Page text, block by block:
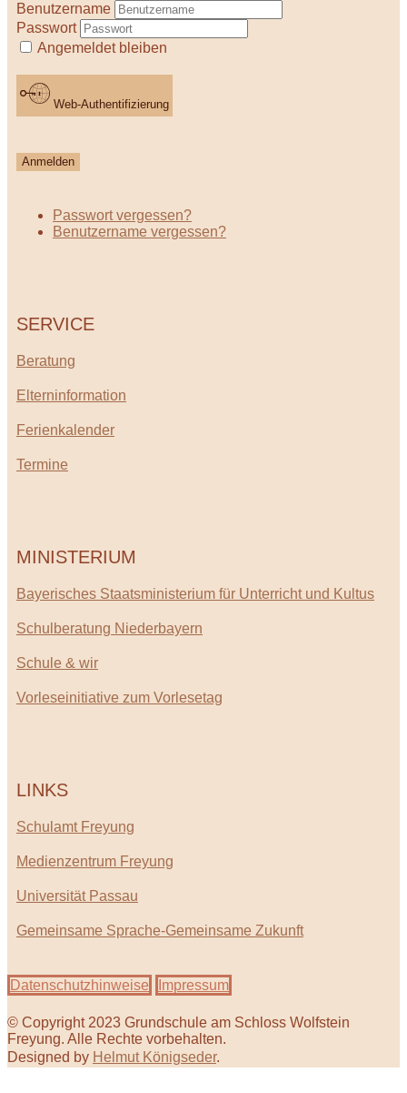
Benutzername
Passwort
Angemeldet bleiben
Web-Authentifizierung
Anmelden
Passwort vergessen?
Benutzername vergessen?
SERVICE
Beratung
Elterninformation
Ferienkalender
Termine
MINISTERIUM
Bayerisches Staatsministerium für Unterricht und Kultus
Schulberatung Niederbayern
Schule & wir
Vorleseinitiative zum Vorlesetag
LINKS
Schulamt Freyung
Medienzentrum Freyung
Universität Passau
Gemeinsame Sprache-Gemeinsame Zukunft
Datenschutzhinweise Impressum
© Copyright 2023 Grundschule am Schloss Wolfstein
Freyung. Alle Rechte vorbehalten.
Designed by Helmut Königseder.